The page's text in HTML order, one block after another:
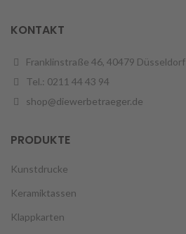
KONTAKT
Franklinstraße 46, 40479 Düsseldorf
Tel.: 0211 44 43 94
shop@diewerbetraeger.de
PRODUKTE
Kunstdrucke
Keramiktassen
Klappkarten